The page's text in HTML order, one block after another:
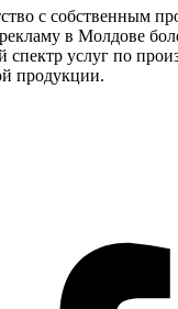
с собственным
в Молдове
услуг по
продукции.